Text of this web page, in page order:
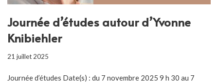
Journée d’études autour d’Yvonne
Knibiehler
21 juillet 2025
Journée d’études Date(s) : du 7 novembre 2025 9 h 30 au 7